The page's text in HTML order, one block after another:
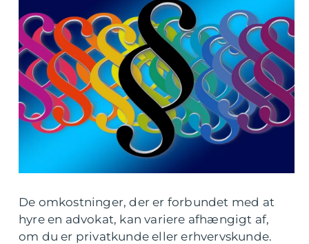
De omkostninger, der er forbundet med at
hyre en advokat, kan variere afhængigt af,
om du er privatkunde eller erhvervskunde.